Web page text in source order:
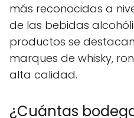
más reconocidas a
de las bebidas
productos se
marques de whisky,
alta calidad.
¿Cuántas